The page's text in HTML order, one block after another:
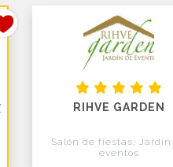
RIHVE GARDEN
Salón de fiestas, Jardín
eventos